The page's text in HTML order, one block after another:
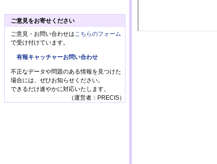
ご意見をお寄せください
ご意見・お問い合わせは こちらのフォーム
で受け付けています。
有報キャッチャーお問い合わせ
不正なデータや問題のある情報を見つけた
場合には、ぜひお知らせください。
できるだけ速やかに対応いたします。
（運営者：PRECIS）